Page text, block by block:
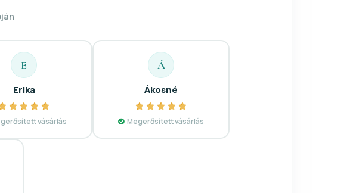
E
Erika
vásárlás
Á
Ákosné
Megerősített vásárlás